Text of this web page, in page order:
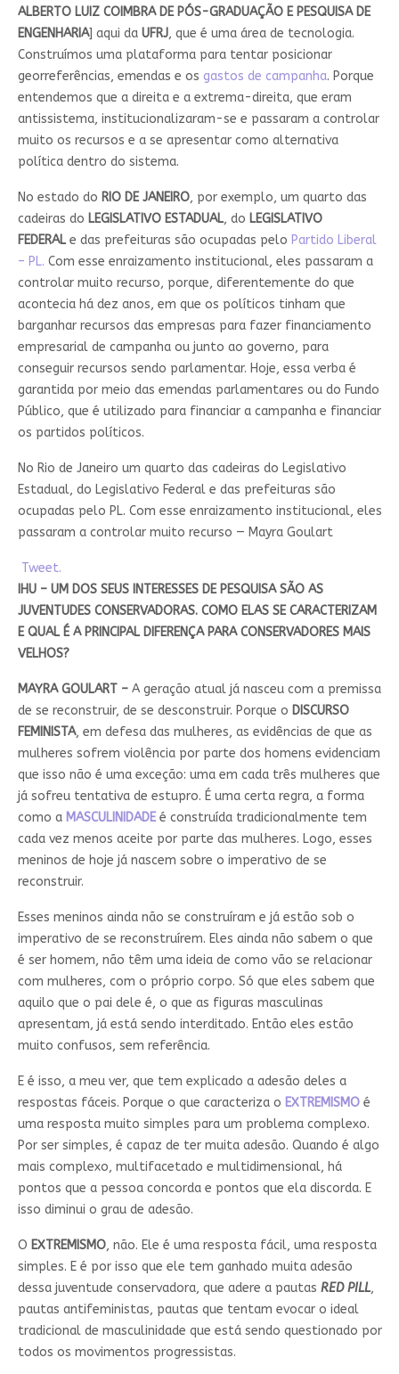
ALBERTO LUIZ COIMBRA DE PÓS-GRADUAÇÃO E PESQUISA DE
ENGENHARIA] aqui da UFRJ, que é uma área de tecnologia.
Construímos uma plataforma para tentar posicionar
georreferências, emendas e os gastos de campanha. Porque
entendemos que a direita e a extrema-direita, que eram
antissistema, institucionalizaram-se e passaram a controlar
muito os recursos e a se apresentar como alternativa
política dentro do sistema.
No estado do RIO DE JANEIRO, por exemplo, um quarto das
cadeiras do LEGISLATIVO ESTADUAL, do LEGISLATIVO
FEDERALe das prefeituras são ocupadas pelo Partido Liberal
– PL. Com esse enraizamento institucional, eles passaram a
controlar muito recurso, porque, diferentemente do que
acontecia há dez anos, em que os políticos tinham que
barganhar recursos das empresas para fazer financiamento
empresarial de campanha ou junto ao governo, para
conseguir recursos sendo parlamentar. Hoje, essa verba é
garantida por meio das emendas parlamentares ou do Fundo
Público, que é utilizado para financiar a campanha e financiar
os partidos políticos.
No Rio de Janeiro um quarto das cadeiras do Legislativo
Estadual, do Legislativo Federal e das prefeituras são
ocupadas pelo PL. Com esse enraizamento institucional, eles
passaram a controlar muito recurso — Mayra Goulart
Tweet.
IHU – UM DOS SEUS INTERESSES DE PESQUISA SÃO AS
JUVENTUDES CONSERVADORAS. COMO ELAS SE CARACTERIZAM
E QUAL É A PRINCIPAL DIFERENÇA PARA CONSERVADORES MAIS
VELHOS?
MAYRA GOULART –A geração atual já nasceu com a premissa
de se reconstruir, de se desconstruir. Porque o DISCURSO
FEMINISTA, em defesa das mulheres, as evidências de que as
mulheres sofrem violência por parte dos homens evidenciam
que isso não é uma exceção: uma em cada três mulheres que
já sofreu tentativa de estupro. É uma certa regra, a forma
como a MASCULINIDADEé construída tradicionalmente tem
cada vez menos aceite por parte das mulheres. Logo, esses
meninos de hoje já nascem sobre o imperativo de se
reconstruir.
Esses meninos ainda não se construíram e já estão sob o
imperativo de se reconstruírem. Eles ainda não sabem o que
é ser homem, não têm uma ideia de como vão se relacionar
com mulheres, com o próprio corpo. Só que eles sabem que
aquilo que o pai dele é, o que as figuras masculinas
apresentam, já está sendo interditado. Então eles estão
muito confusos, sem referência.
E é isso, a meu ver, que tem explicado a adesão deles a
respostas fáceis. Porque o que caracteriza o EXTREMISMOé
uma resposta muito simples para um problema complexo.
Por ser simples, é capaz de ter muita adesão. Quando é algo
mais complexo, multifacetado e multidimensional, há
pontos que a pessoa concorda e pontos que ela discorda. E
isso diminui o grau de adesão.
O EXTREMISMO, não. Ele é uma resposta fácil, uma resposta
simples. E é por isso que ele tem ganhado muita adesão
dessa juventude conservadora, que adere a pautas RED PILL,
pautas antifeministas, pautas que tentam evocar o ideal
tradicional de masculinidade que está sendo questionado por
todos os movimentos progressistas.